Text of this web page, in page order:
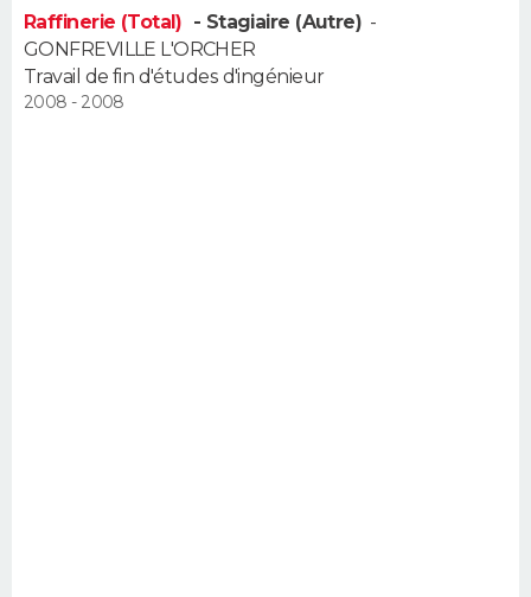
Raffinerie (Total) - Stagiaire (Autre) -
GONFREVILLE L'ORCHER
Travail de fin d'études d'ingénieur
2008 - 2008